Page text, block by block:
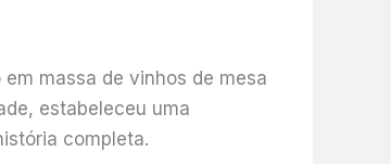
massa de vinhos de mesa
estabeleceu uma
completa.